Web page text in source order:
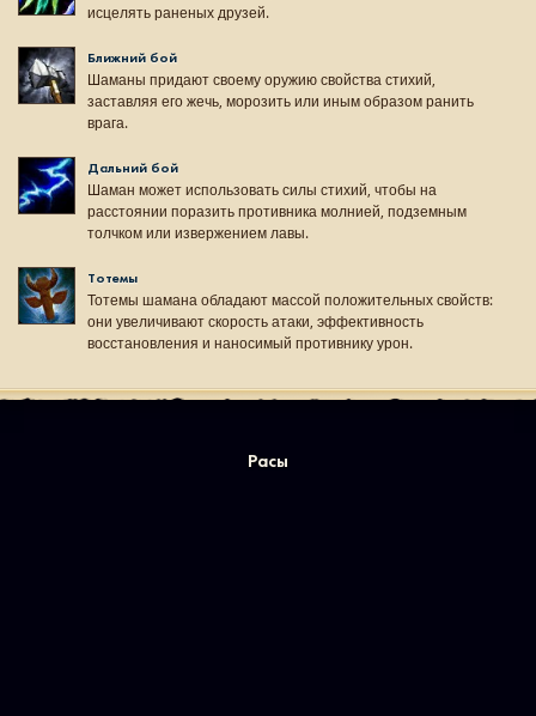
исцелять раненых друзей.
Ближний бой
Шаманы придают своему оружию свойства стихий,
заставляя его жечь, морозить или иным образом ранить
врага.
Дальний бой
Шаман может использовать силы стихий, чтобы на
расстоянии поразить противника молнией, подземным
толчком или извержением лавы.
Тотемы
Тотемы шамана обладают массой положительных свойств:
они увеличивают скорость атаки, эффективность
восстановления и наносимый противнику урон.
Расы